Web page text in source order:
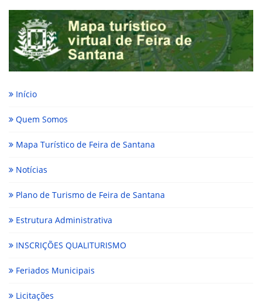
Início
Quem Somos
Mapa Turístico de Feira de Santana
Notícias
Plano de Turismo de Feira de Santana
Estrutura Administrativa
INSCRIÇÕES QUALITURISMO
Feriados Municipais
Licitações